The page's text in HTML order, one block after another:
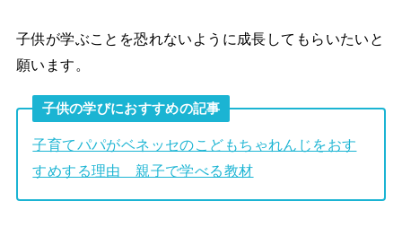
子供が学ぶことを恐れないように成長してもらいたいと
願います。
子供の学びにおすすめの記事
子育てパパがベネッセのこどもちゃれんじをおす
すめする理由 親子で学べる教材